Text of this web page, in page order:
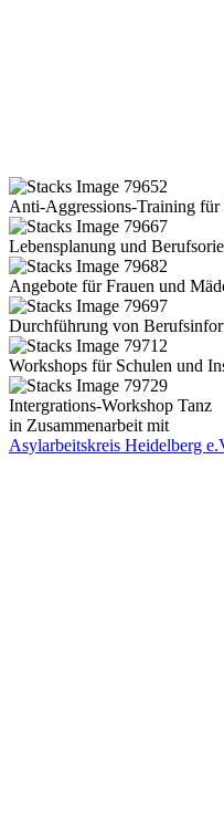
Anti-Aggressions-Training für
Lebensplanung und
Angebote für Frauen und
Durchführung von
Workshops für Schulen und
Intergrations-Workshop Tanz
in Zusammenarbeit mit
Asylarbeitskreis Heidelberg